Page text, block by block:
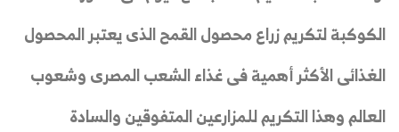
الكوكبة لتكريم زراع محصول القمح الذى يعتبر المحصول
الغذائى الأكثر أهمية فى غذاء الشعب المصرى وشعوب
العالم وهذا التكريم للمزارعين المتفوقين والسادة